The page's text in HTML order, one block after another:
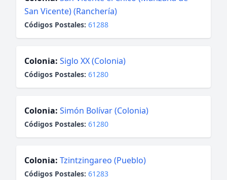
San Vicente) (Ranchería)
Códigos Postales: 61288
Colonia: Siglo XX (Colonia)
Códigos Postales: 61280
Colonia: Simón Bolívar (Colonia)
Códigos Postales: 61280
Colonia: Tzintzingareo (Pueblo)
Códigos Postales: 61283